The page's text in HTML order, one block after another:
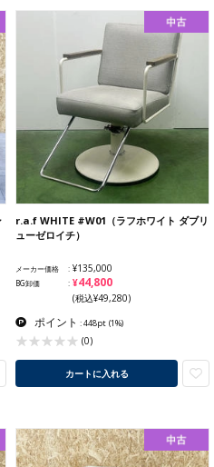
r.a.f WHITE #W01（ラフホワイト ダブリ
ューゼロイチ）
メーカー価格 ¥135,000
BG卸価 ¥44,800
(税込¥49,280)
ポイント : 448pt (1%)
(0)
カートに入れる